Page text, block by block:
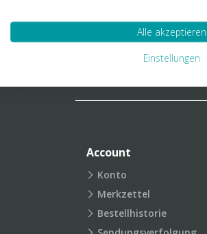
Verpackungslexikon
FAQ
Account
Konto
Merkzettel
Bestellhistorie
Alle akzeptieren
Einstellungen